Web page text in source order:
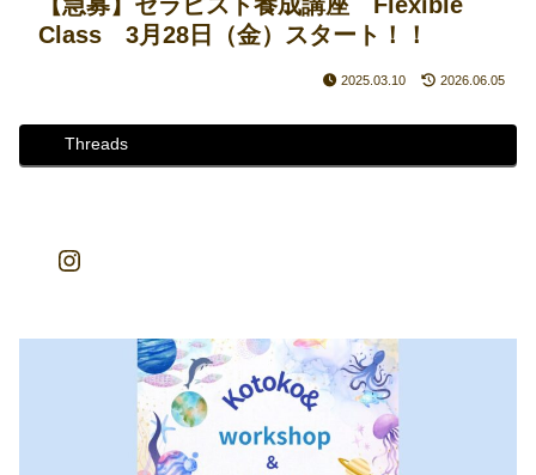
Class 3月28日（金）スタート！！
2025.03.10 2026.06.05
Threads